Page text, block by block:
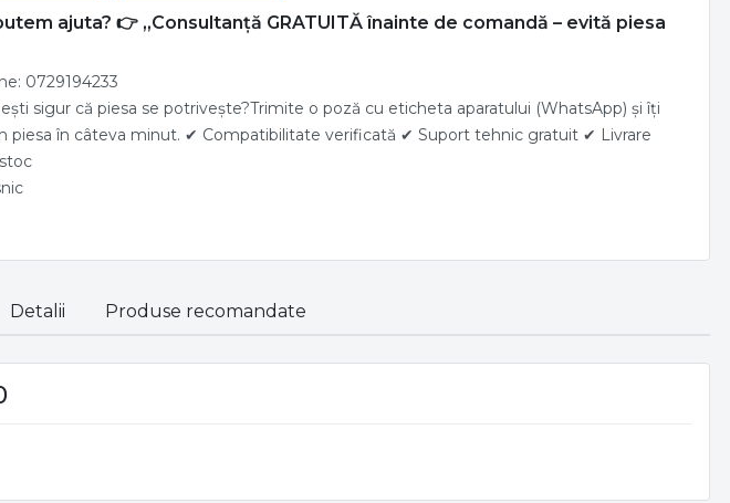
ajuta? 👉 „Consultanță GRATUITĂ înainte de comandă – evită piesa
0729194233
sigur că piesa se potrivește?Trimite o poză cu eticheta aparatului (WhatsApp) și îți
piesa în câteva minut. ✔ Compatibilitate verificată ✔ Suport tehnic gratuit ✔ Livrare
Detalii Produse recomandate